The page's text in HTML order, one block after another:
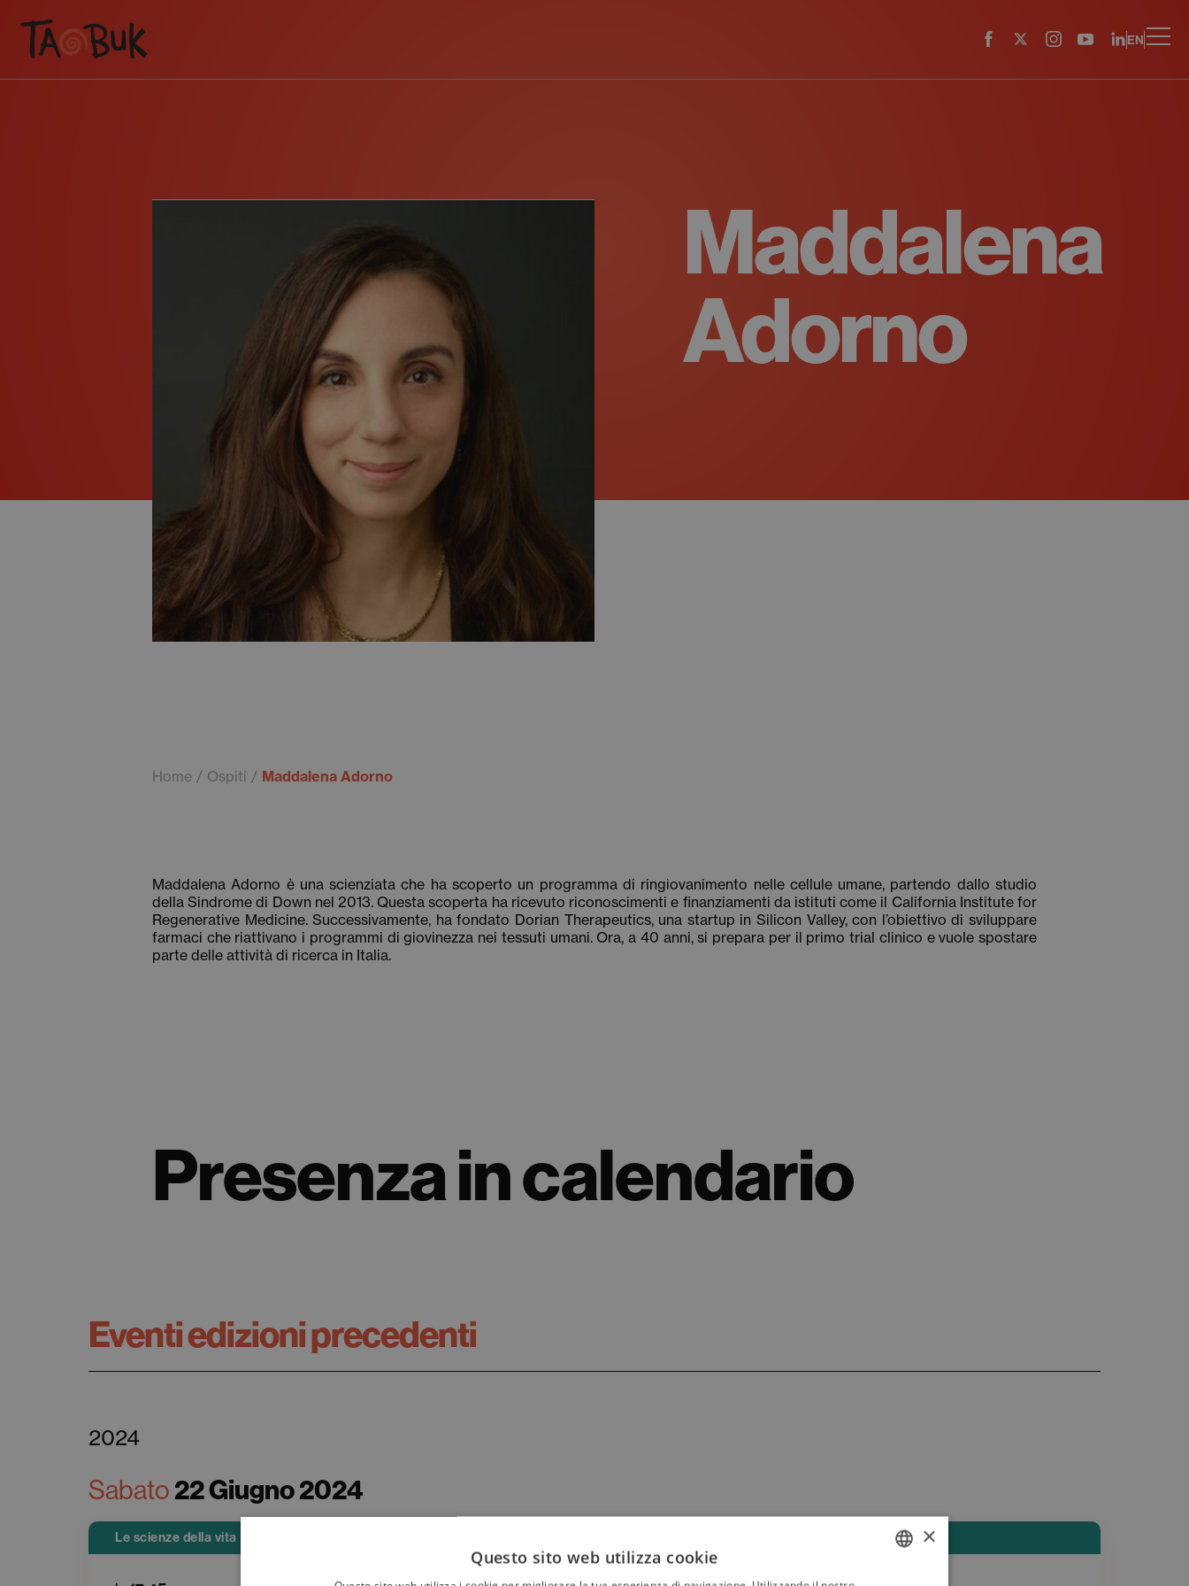
EN
Maddalena
Adorno
Home Ospiti Maddalena Adorno
Maddalena Adorno è una scienziata che ha scoperto un programma di ringiovanimento nelle cellule umane, partendo dallo studio
della Sindrome di Down nel 2013. Questa scoperta ha ricevuto riconoscimenti e finanziamenti da istituti come il California Institute for
Regenerative Medicine. Successivamente, ha fondato Dorian Therapeutics, una startup in Silicon Valley, con l’obiettivo di sviluppare
farmaci che riattivano i programmi di giovinezza nei tessuti umani. Ora, a 40 anni, si prepara per il primo trial clinico e vuole spostare
parte delle attività di ricerca in Italia.
Presenza in calendario
Eventi edizioni precedenti
2024
Sabato22 Giugno 2024
Le scienze della vita ×
Questo sito web utilizza cookie